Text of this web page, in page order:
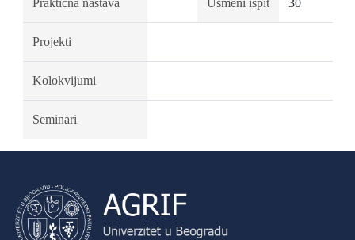
Praktična nastava Usmeni ispit 30
Projekti
Kolokvijumi
Seminari